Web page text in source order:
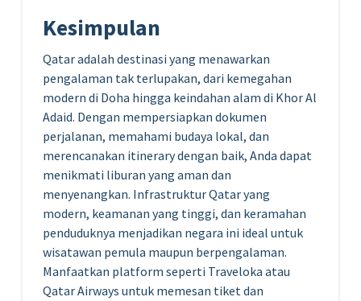
Kesimpulan
Qatar adalah destinasi yang menawarkan
pengalaman tak terlupakan, dari kemegahan
modern di Doha hingga keindahan alam di Khor Al
Adaid. Dengan mempersiapkan dokumen
perjalanan, memahami budaya lokal, dan
merencanakan itinerary dengan baik, Anda dapat
menikmati liburan yang aman dan
menyenangkan. Infrastruktur Qatar yang
modern, keamanan yang tinggi, dan keramahan
penduduknya menjadikan negara ini ideal untuk
wisatawan pemula maupun berpengalaman.
Manfaatkan platform seperti Traveloka atau
Qatar Airways untuk memesan tiket dan